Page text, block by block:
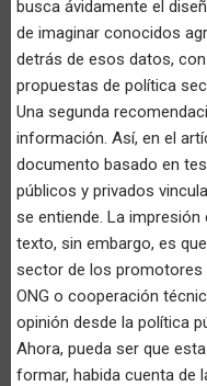
busca ávidamente el
de imaginar conocidos
detrás de esos datos,
propuestas de política
Una segunda
información. Así, en el
documento basado en
públicos y privados
se entiende. La impresión
texto, sin embargo, es
sector de los promotores
ONG o cooperación
opinión desde la política
Ahora, pueda ser que
formar, habida cuenta de